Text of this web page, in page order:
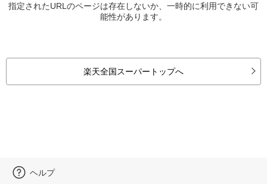
指定されたURLのページは存在しないか、一時的に利用できない可
能性があります。
楽天全国スーパートップへ
ヘルプ